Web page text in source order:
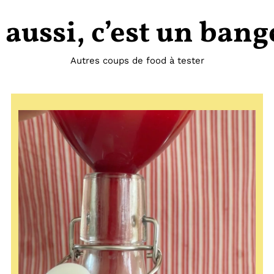
aussi, c’est un
Autres coups de food à tester